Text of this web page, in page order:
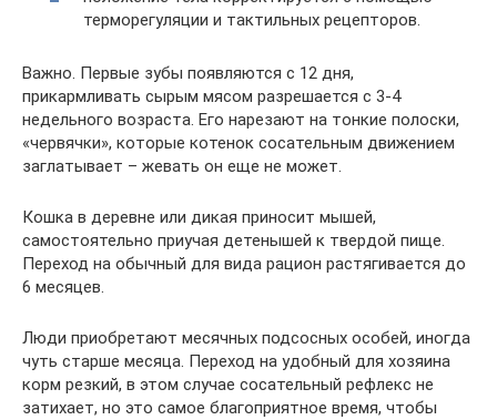
терморегуляции и тактильных рецепторов.
Важно. Первые зубы появляются с 12 дня,
прикармливать сырым мясом разрешается с 3-4
недельного возраста. Его нарезают на тонкие полоски,
«червячки», которые котенок сосательным движением
заглатывает – жевать он еще не может.
Кошка в деревне или дикая приносит мышей,
самостоятельно приучая детенышей к твердой пище.
Переход на обычный для вида рацион растягивается до
6 месяцев.
Люди приобретают месячных подсосных особей, иногда
чуть старше месяца. Переход на удобный для хозяина
корм резкий, в этом случае сосательный рефлекс не
затихает, но это самое благоприятное время, чтобы